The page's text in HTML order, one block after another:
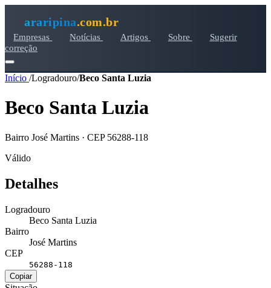
araripina.com.br
Empresas Notícias Artigos Sobre
Sugerir
correção
Início /Logradouro/Beco Santa Luzia
Beco Santa Luzia
Bairro José Martins · CEP 56288-118
Válido
Detalhes
Logradouro
Beco Santa Luzia
Bairro
José Martins
CEP
56288-118
Copiar